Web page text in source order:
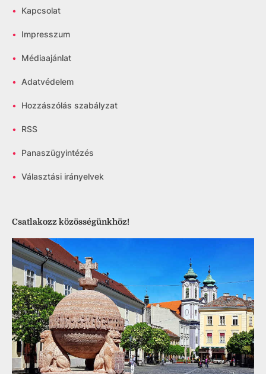
• Kapcsolat
• Impresszum
• Médiaajánlat
• Adatvédelem
• Hozzászólás szabályzat
• RSS
• Panaszügyintézés
• Választási irányelvek
Csatlakozz közösségünkhöz!